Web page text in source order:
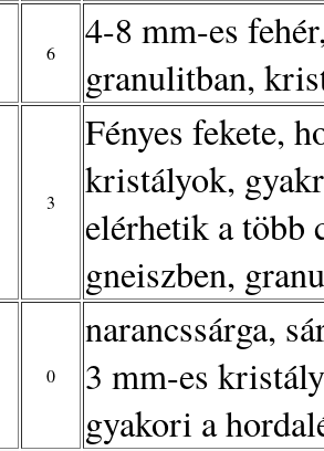
6
4-8 mm-es
granulitban,
3
Fényes fekete,
kristályok,
elérhetik a több
gneiszben,
0
narancssárga,
3 mm-es
gyakori a